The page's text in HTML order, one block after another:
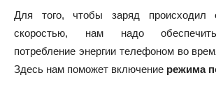
Для того, чтобы заряд происходил
скоростью, нам надо
потребление энергии телефоном во
Здесь нам поможет включение режима